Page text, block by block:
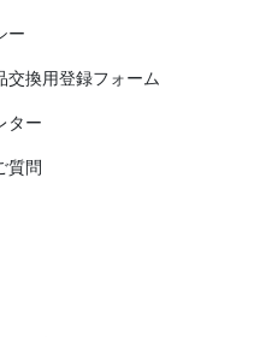
ー
交換用登録フォーム
ター
質問